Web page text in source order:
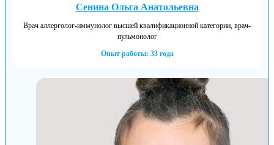
Сенина Ольга Анатольевна
Врач аллерголог-иммунолог высшей квалификационной категории, врач-
пульмонолог
Опыт работы: 33 года